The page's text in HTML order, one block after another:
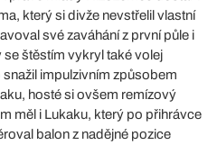
který si divže nevstřelil vlastní
své zaváhání z první půle i
štěstím vykryl také volej
impulzivním způsobem
hosté si ovšem remízový
měl i Lukaku, který po přihrávce
balon z nadějné pozice